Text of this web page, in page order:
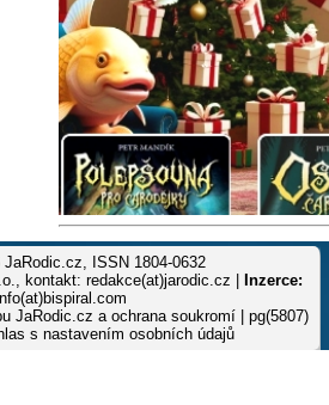
ISSN 1804-0632
kontakt: redakce(at)jarodic.cz |
Inzerce:
JaRodic.cz a ochrana soukromí | pg(5807)
s nastavením osobních údajů